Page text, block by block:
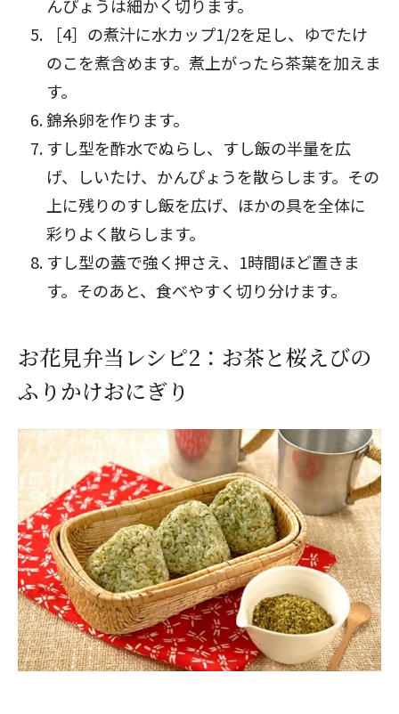
んぴょうは細かく切ります。
［4］の煮汁に水カップ1/2を足し、ゆでたけ
のこを煮含めます。煮上がったら茶葉を加えま
す。
錦糸卵を作ります。
すし型を酢水でぬらし、すし飯の半量を広
げ、しいたけ、かんぴょうを散らします。その
上に残りのすし飯を広げ、ほかの具を全体に
彩りよく散らします。
すし型の蓋で強く押さえ、1時間ほど置きま
す。そのあと、食べやすく切り分けます。
お花見弁当レシピ2：お茶と桜えびの
ふりかけおにぎり